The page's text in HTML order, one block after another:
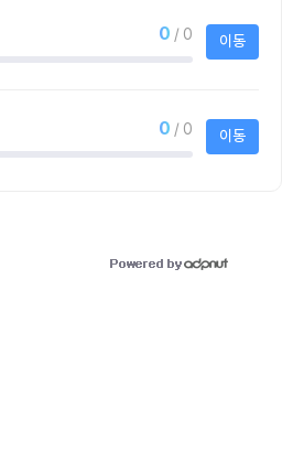
0 / 0 이동
0 / 0 이동